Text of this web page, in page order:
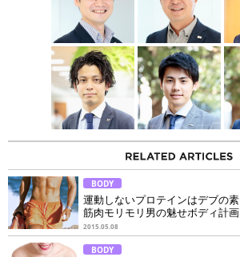
BODY
運動しないプロテインはデブの素
筋肉モリモリ男の魅せボディ計画
2015.05.08
BODY